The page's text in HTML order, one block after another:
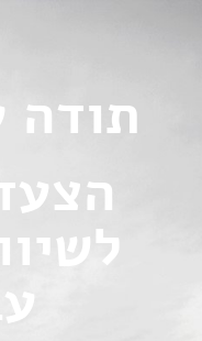
תודה